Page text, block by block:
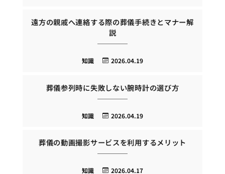
遠方の親戚へ連絡する際の葬儀手続きとマナー解
説
2026.04.19
知識
葬儀参列時に失敗しない腕時計の選び方
2026.04.19
知識
葬儀の動画撮影サービスを利用するメリット
2026.04.17
知識